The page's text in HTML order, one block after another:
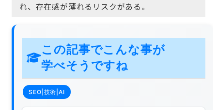
れ、存在感が薄れるリスクがある。
この記事でこんな事が
学べそうですね
SEO|技術|AI